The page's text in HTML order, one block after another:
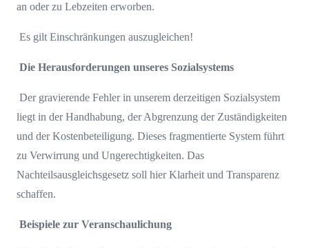
an oder zu Lebzeiten erworben.
Es gilt Einschränkungen auszugleichen!
Die Herausforderungen unseres Sozialsystems
Der gravierende Fehler in unserem derzeitigen Sozialsystem
liegt in der Handhabung, der Abgrenzung der Zuständigkeiten
und der Kostenbeteiligung. Dieses fragmentierte System führt
zu Verwirrung und Ungerechtigkeiten. Das
Nachteilsausgleichsgesetz soll hier Klarheit und Transparenz
schaffen.
Beispiele zur Veranschaulichung